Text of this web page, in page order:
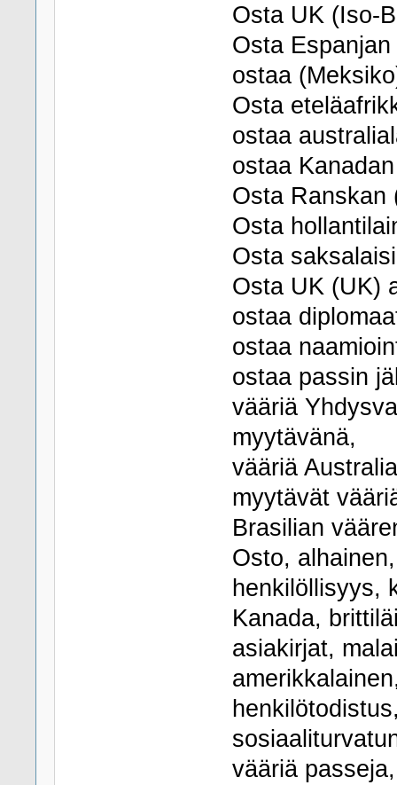
Osta UK (Iso-
Osta
ostaa
Osta
ostaa
ostaa
Osta Ranskan
Osta
Osta
Osta UK (UK)
ostaa
ostaa
ostaa passin
vääriä
myytävänä,
vääriä
myytävät
Brasilian
Osto,
henkilöllisyys,
Kanada,
asiakirjat,
vääriä